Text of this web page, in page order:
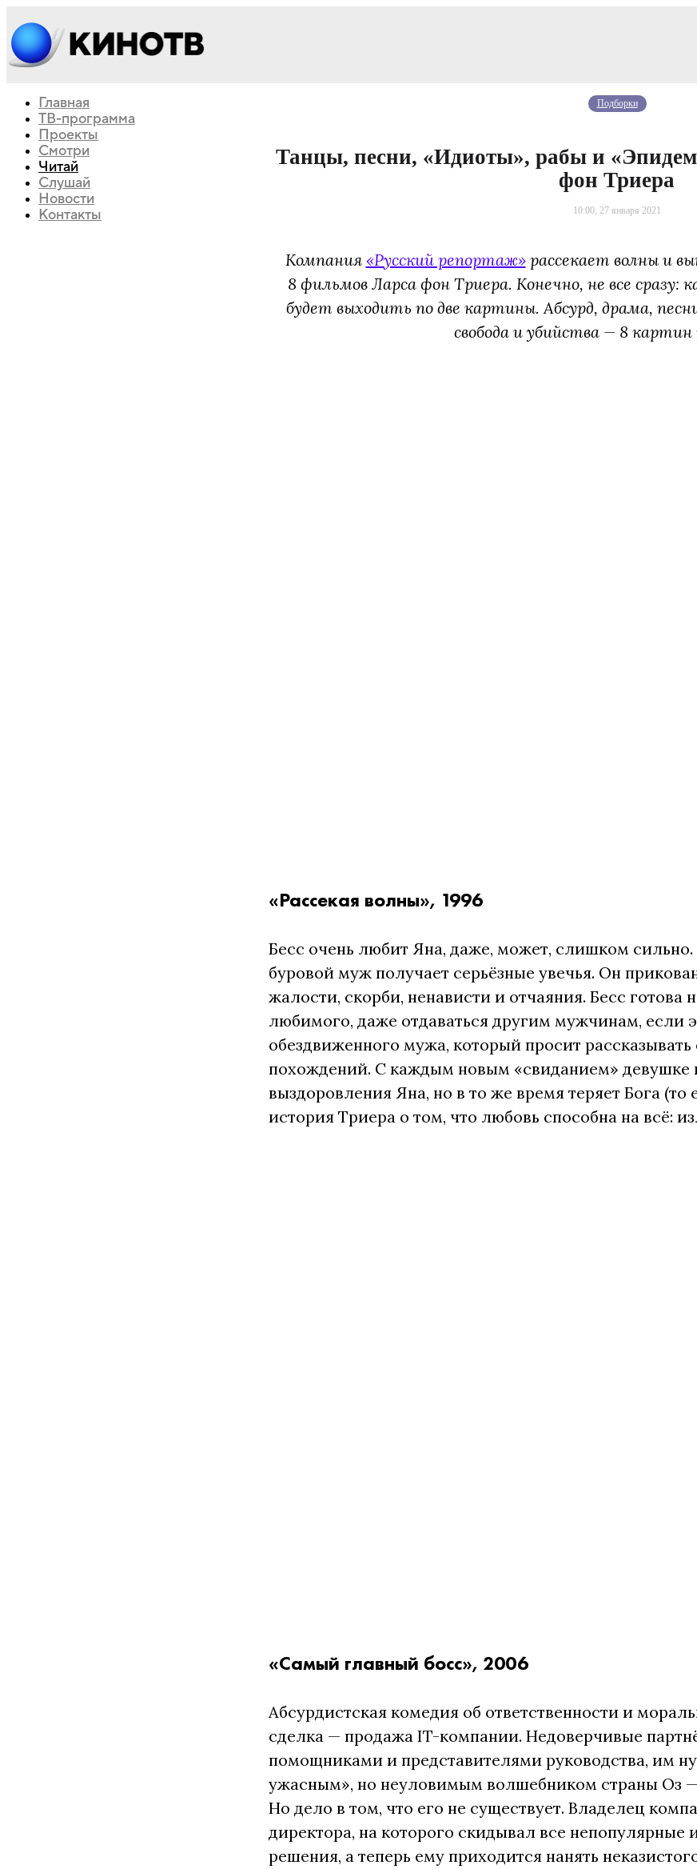
Главная
ТВ-программа
Проекты
Смотри
Читай
Слушай
Новости
Контакты
Подборки
Танцы, песни, «Идиоты», рабы и
фон Триера
10:00, 27 января 2021
Компания «Русский репортаж»рассекает волны и
8 фильмов Ларса фон Триера. Конечно, не все сразу:
будет выходить по две картины. Абсурд, драма,
свобода и убийства — 8 картин
«Рассекая волны», 1996
Бесс очень любит Яна, даже, может, слишком сильно.
буровой муж получает серьёзные увечья. Он
жалости, скорби, ненависти и отчаяния. Бесс готова
любимого, даже отдаваться другим мужчинам, если
обездвиженного мужа, который просит
похождений. С каждым новым «свиданием» девушке
выздоровления Яна, но в то же время теряет Бога (то
история Триера о том, что любовь способна на всё:
«Самый главный босс», 2006
Абсурдистская комедия об ответственности и
сделка — продажа IT-компании. Недоверчивые
помощниками и представителями руководства, им
ужасным», но неуловимым волшебником страны Оз
Но дело в том, что его не существует. Владелец
директора, на которого скидывал все
решения, а теперь ему приходится нанять